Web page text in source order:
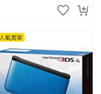
人氣賣家